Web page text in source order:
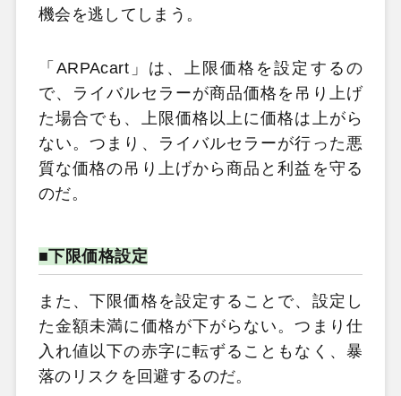
機会を逃してしまう。
「ARPAcart」は、上限価格を設定するの
で、ライバルセラーが商品価格を吊り上げ
た場合でも、上限価格以上に価格は上がら
ない。つまり、ライバルセラーが行った悪
質な価格の吊り上げから商品と利益を守る
のだ。
■下限価格設定
また、下限価格を設定することで、設定し
た金額未満に価格が下がらない。つまり仕
入れ値以下の赤字に転ずることもなく、暴
落のリスクを回避するのだ。